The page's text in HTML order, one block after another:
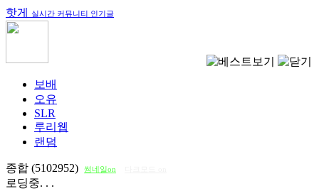
핫게 실시간 커뮤니티 인기글
보배
오유
SLR
루리웹
랜덤
종합 (5102952) 썸네일on
로딩중. . .